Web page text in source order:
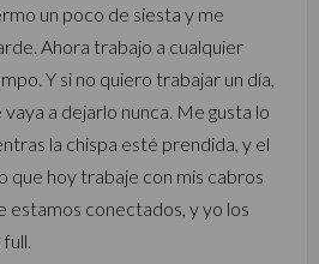
un poco de siesta y me
Ahora trabajo a cualquier
Y si no quiero trabajar un día,
vaya a dejarlo nunca. Me gusta lo
la chispa esté prendida, y el
que hoy trabaje con mis cabros
estamos conectados, y yo los